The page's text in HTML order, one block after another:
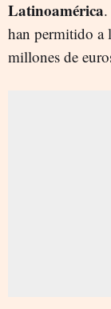
Latinoamérica
han permitido a
millones de